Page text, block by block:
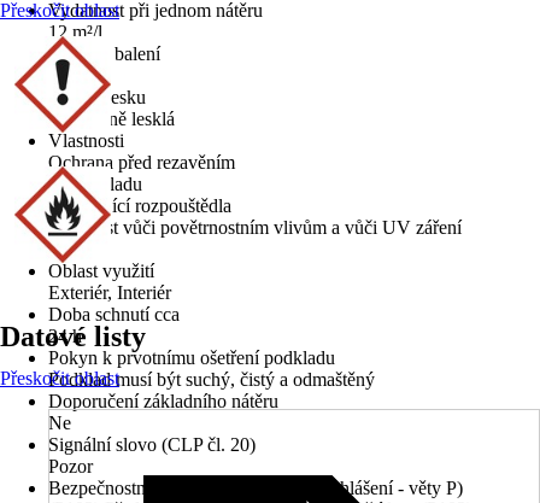
Vydatnost při jednom nátěru
12 m²/l
Velikost balení
0,2 l
Stupeň lesku
Hedvábně lesklá
Vlastnosti
Ochrana před rezavěním
Typ základu
Obsahující rozpouštědla
Odolnost vůči povětrnostním vlivům a vůči UV záření
Ano
Oblast využití
Exteriér, Interiér
Doba schnutí cca
24 h
Pokyn k prvotnímu ošetření podkladu
Podklad musí být suchý, čistý a odmaštěný
Doporučení základního nátěru
Ne
Signální slovo (CLP čl. 20)
Pozor
Bezpečnostní pokyny (preventivní prohlášení - věty P)
Přeskočit oblast
Datové listy
Přeskočit oblast